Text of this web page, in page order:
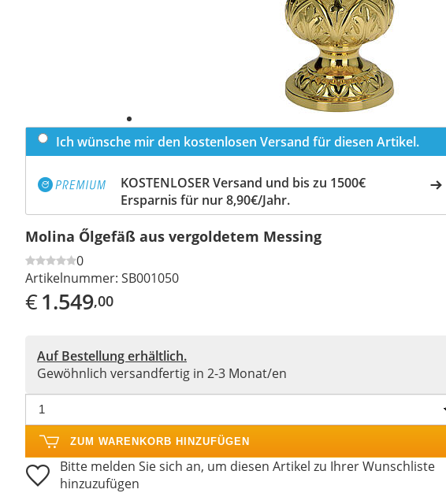
Ich wünsche mir den kostenlosen Versand für diesen Artikel.
KOSTENLOSER Versand und bis zu 1500€
Ersparnis für nur 8,90€/Jahr.
Molina Őlgefäß aus vergoldetem Messing
0
Artikelnummer: SB001050
€1.549,00
Auf Bestellung erhältlich.
Gewöhnlich versandfertig in 2-3 Monat/en
ZUM WARENKORB HINZUFÜGEN
Bitte melden Sie sich an, um diesen Artikel zu Ihrer Wunschliste
hinzuzufügen